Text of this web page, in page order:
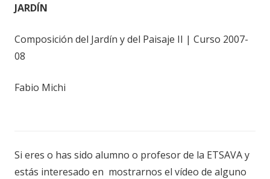
JARDÍN
Composición del Jardín y del Paisaje II | Curso 2007-
08
Fabio Michi
Si eres o has sido alumno o profesor de la ETSAVA y
estás interesado en mostrarnos el vídeo de alguno